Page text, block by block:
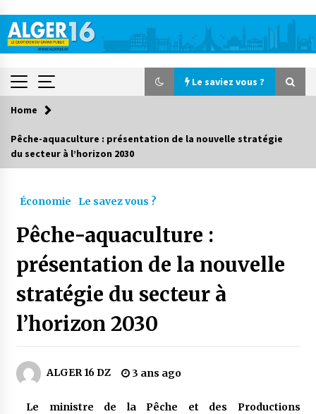
content
Le saviez vous ?
Le saviez vous ?
Début des camps d’été pour un deuxième
groupe d’enfants autistes
Parking de la Promenade des Sablettes : Mis en
service de bornes automatiques
3 jours ago
ayants droit
Home
Pêche-aquaculture : présentation de la nouvelle stratégie
du secteur à l’horizon 2030
Économie Le savez vous ?
Pêche-aquaculture :
présentation de la nouvelle
stratégie du secteur à
l’horizon 2030
ALGER 16 DZ 3 ans ago
Le ministre de la Pêche et des Productions